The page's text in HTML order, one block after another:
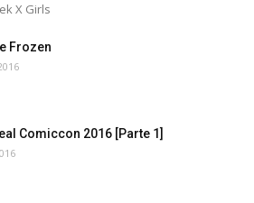
X Girls
Frozen
Comiccon 2016 [Parte 1]